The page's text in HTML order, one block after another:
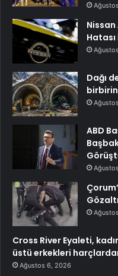
Nissan
Dağı
ABD
Cross River Eyaleti,
üstü erkekleri
Ağustos 6, 2026